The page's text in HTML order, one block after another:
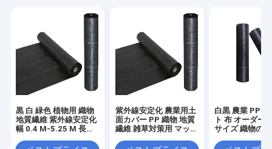
黒 白 緑色 植物用 織物
地質繊維 紫外線安定化
幅 0.4 M-5.25 M 長さ
紫外線安定化 農業用土
面カバー PP 織物 地質
繊維 雑草対策用 マット
ロール
白黒 農業 PP
ト 布 オーダー
サイズ 織物の
物 ジオテキス